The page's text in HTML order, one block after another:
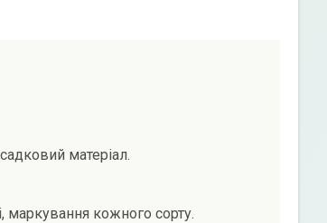
матеріал.
маркування кожного сорту.